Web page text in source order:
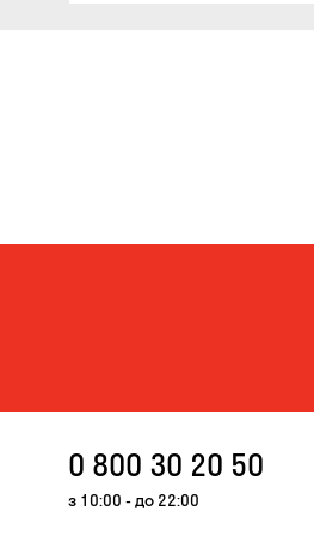
0 800 30 20 50
з 10:00 - до 22:00